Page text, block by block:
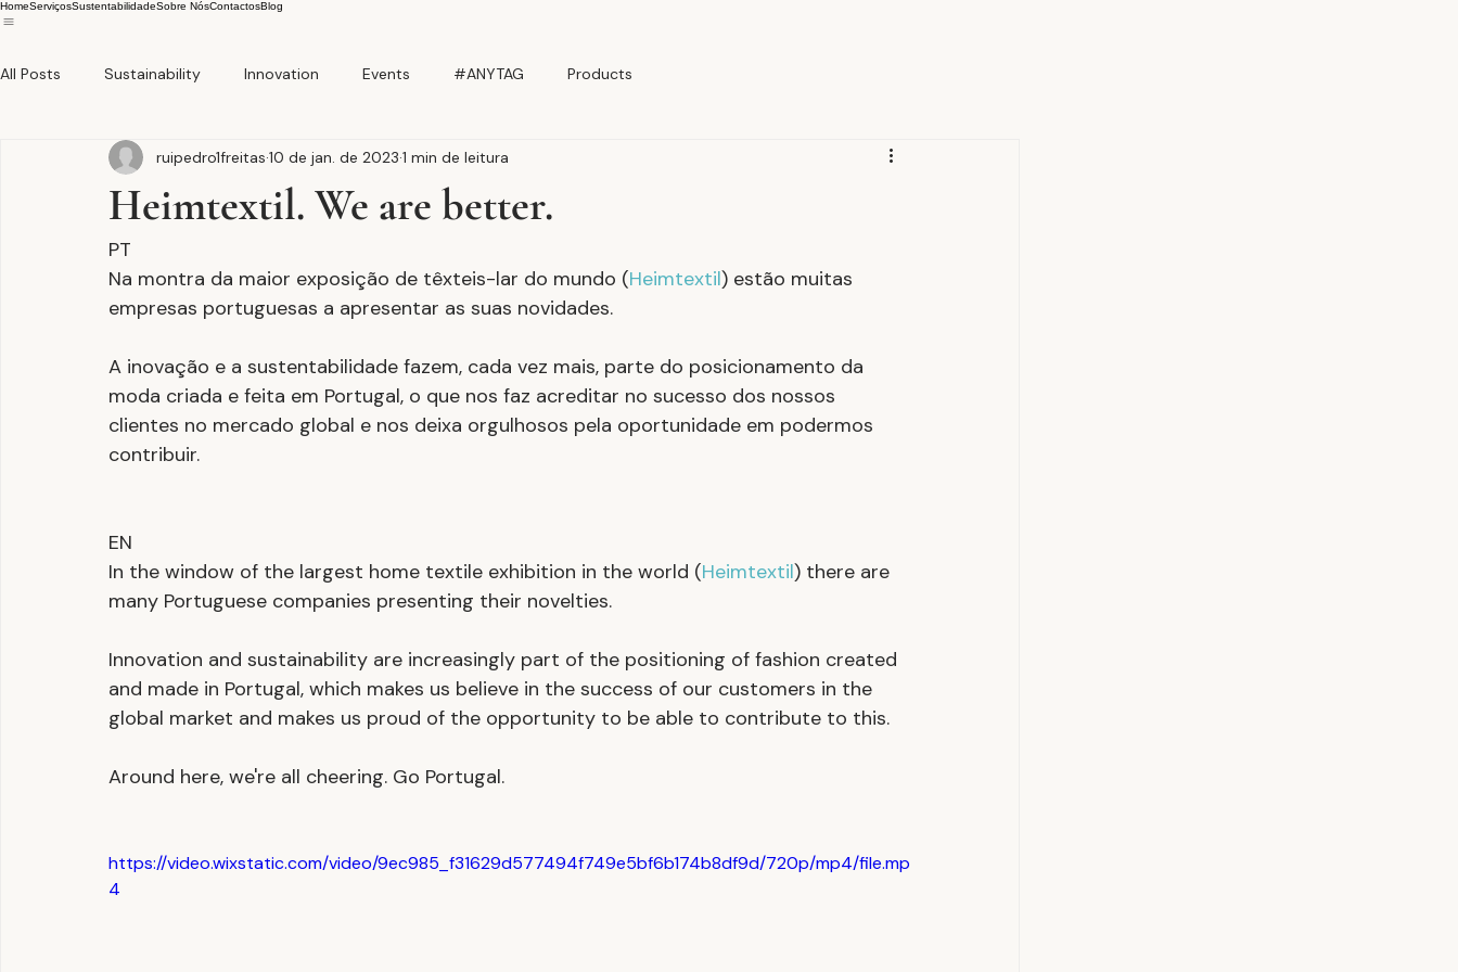
HomeServiçosSustentabilidadeSobre NósContactosBlog
All Posts Sustainability Innovation Events #ANYTAG Products
Heimtextil. We are better.
ruipedro1freitas 10 de jan. de 2023 1 min de leitura
PT
Na montra da maior exposição de têxteis-lar do mundo (Heimtextil) estão muitas
empresas portuguesas a apresentar as suas novidades.
A inovação e a sustentabilidade fazem, cada vez mais, parte do posicionamento da
moda criada e feita em Portugal, o que nos faz acreditar no sucesso dos nossos
clientes no mercado global e nos deixa orgulhosos pela oportunidade em podermos
contribuir.
EN
In the window of the largest home textile exhibition in the world (Heimtextil) there are
many Portuguese companies presenting their novelties.
Innovation and sustainability are increasingly part of the positioning of fashion created
and made in Portugal, which makes us believe in the success of our customers in the
global market and makes us proud of the opportunity to be able to contribute to this.
Around here, we're all cheering. Go Portugal.
https://video.wixstatic.com/video/9ec985_f31629d577494f749e5bf6b174b8df9d/720p/mp4/file.mp
4